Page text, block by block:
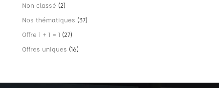
Non classé (2)
Nos thématiques (37)
Offre 1 + 1 = 1 (27)
Offres uniques (16)